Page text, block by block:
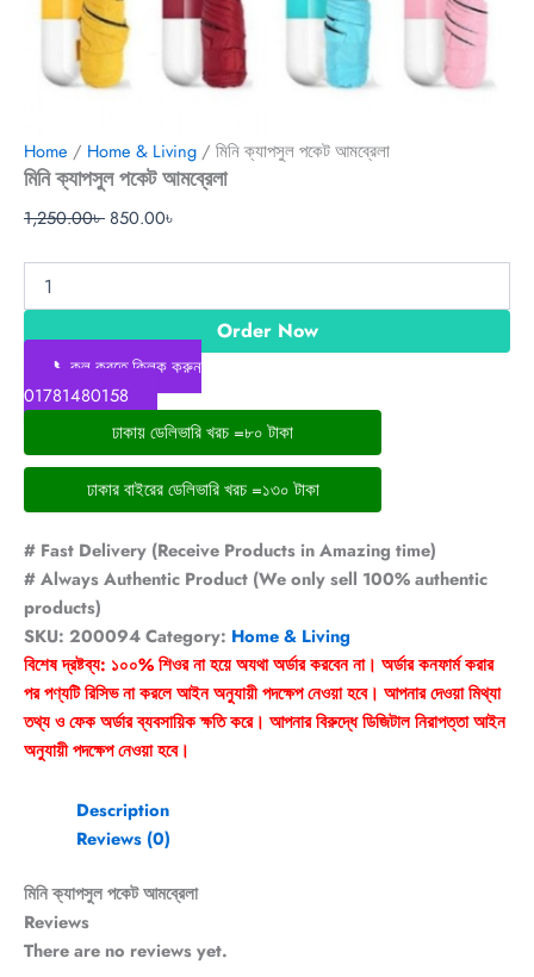
Home / Home & Living / মিনি ক্যাপসুল পকেট আমব্রেলা
মিনি ক্যাপসুল পকেট আমব্রেলা
1,250.00৳850.00৳
Order Now
📞কল করতে ক্লিক করুন
01781480158
ঢাকায় ডেলিভারি খরচ =৮০ টাকা
ঢাকার বাইরের ডেলিভারি খরচ =১৩০ টাকা
# Fast Delivery (Receive Products in Amazing time)
# Always Authentic Product (We only sell 100% authentic
products)
SKU: 200094Category: Home & Living
বিশেষ দ্রষ্টব্য: ১০০% শিওর না হয়ে অযথা অর্ডার করবেন না। অর্ডার কনফার্ম করার
পর পণ্যটি রিসিভ না করলে আইন অনুযায়ী পদক্ষেপ নেওয়া হবে। আপনার দেওয়া মিথ্যা
তথ্য ও ফেক অর্ডার ব্যবসায়িক ক্ষতি করে। আপনার বিরুদ্ধে ডিজিটাল নিরাপত্তা আইন
অনুযায়ী পদক্ষেপ নেওয়া হবে।
Description
Reviews (0)
মিনি ক্যাপসুল পকেট আমব্রেলা
Reviews
There are no reviews yet.